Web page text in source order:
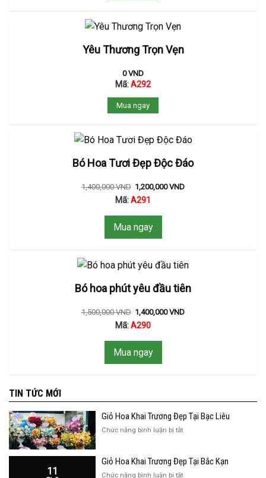
Yêu Thương Trọn Vẹn
0VND
Mã:A292
Mua ngay
Bó Hoa Tươi Đẹp Độc Đáo
1,400,000VND 1,200,000VND
Mã:A291
Mua ngay
Bó hoa phút yêu đầu tiên
1,500,000VND 1,400,000VND
Mã:A290
Mua ngay
TIN TỨC MỚI
Giỏ Hoa Khai Trương Đẹp Tại Bạc Liêu
Chức năng bình luận bị tắtở
Khai
11
Giỏ Hoa Khai Trương Đẹp Tại Bắc Kạn
Chức năng bình luận bị tắtở